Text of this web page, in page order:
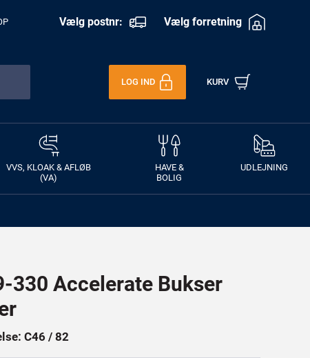
Vælg postnr: Vælg forretning
LOG IND KURV
VVS, KLOAK & AFLØB
(VA)
HAVE &
BOLIG
UDLEJNING
330 Accelerate Bukser
C46 / 82